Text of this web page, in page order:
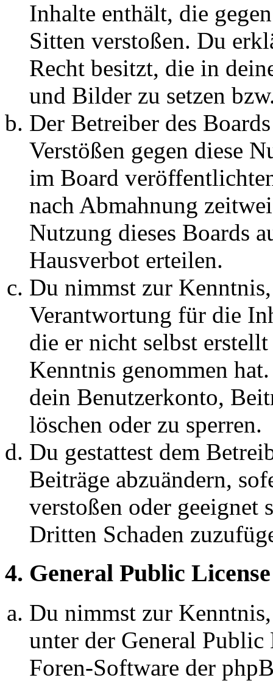
Inhalte enthält, die
Sitten verstoßen. Du
Recht besitzt, die in
und Bilder zu setzen
Der Betreiber des
Verstößen gegen diese
im Board
nach Abmahnung
Nutzung dieses Boards
Hausverbot erteilen.
Du nimmst zur
Verantwortung für die
die er nicht selbst
Kenntnis genommen
dein Benutzerkonto,
löschen oder zu sperren.
Du gestattest dem
Beiträge abzuändern,
verstoßen oder geeignet
Dritten Schaden
4. General Public License
Du nimmst zur
unter der General
Foren-Software der